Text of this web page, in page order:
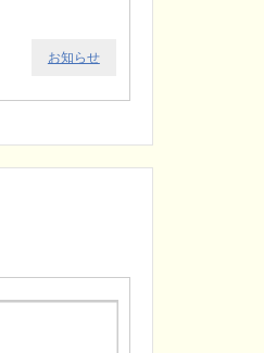
お知らせ